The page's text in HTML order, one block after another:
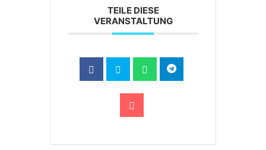
TEILE DIESE
VERANSTALTUNG